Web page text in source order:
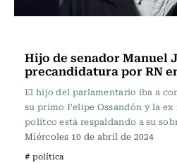
Hijo de senador Manuel
precandidatura por RN
El hijo del parlamentario iba a
su primo Felipe Ossandón y la
polítco está respaldando a su
Miércoles 10 de abril de 2024
# política